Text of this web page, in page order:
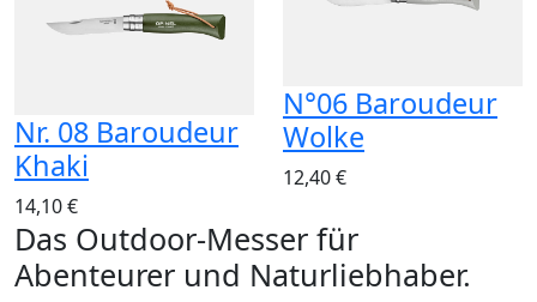
Nr. 08 Baroudeur
Khaki
14,10 €
N°06 Baroudeur
Wolke
12,40 €
Das Outdoor-Messer für
Abenteurer und Naturliebhaber.